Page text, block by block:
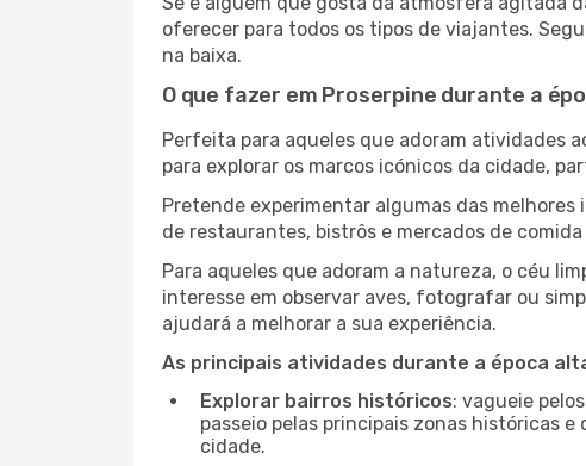
oferecer para todos os tipos de viajantes.
na baixa.
O que fazer em Proserpine durante a
Perfeita para aqueles que adoram atividades
para explorar os marcos icónicos da cidade,
Pretende experimentar algumas das
de restaurantes, bistrôs e mercados de
Para aqueles que adoram a natureza, o céu
interesse em observar aves, fotografar ou
ajudará a melhorar a sua experiência.
As principais atividades durante a época
Explorar bairros históricos: vagueie
passeio pelas principais zonas históricas
cidade.